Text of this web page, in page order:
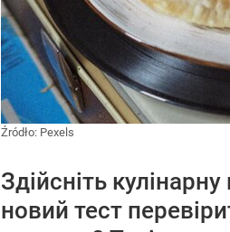
Źródło: Pexels
Здійсніть
новий тест